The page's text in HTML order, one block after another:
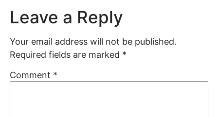
Leave a Reply
Your email address will not be published.
Required fields are marked *
Comment *